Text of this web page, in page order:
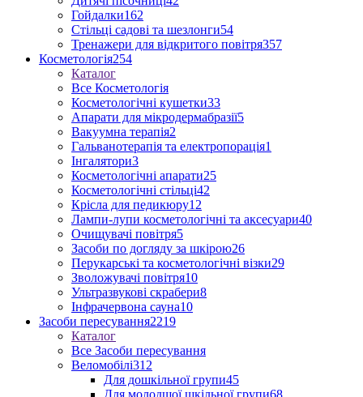
Гойдалки162
Стільці садові та шезлонги54
Тренажери для відкритого повітря357
Косметологія254
Каталог
Все Косметологія
Косметологічні кушетки33
Апарати для мікродермабразії5
Вакуумна терапія2
Гальванотерапія та електропорація1
Інгалятори3
Косметологічні апарати25
Косметологічні стільці42
Крісла для педикюру12
Лампи-лупи косметологічні та аксесуари40
Очищувачі повітря5
Засоби по догляду за шкірою26
Перукарські та косметологічні візки29
Зволожувачі повітря10
Ультразвукові скрабери8
Інфрачервона сауна10
Засоби пересування2219
Каталог
Все Засоби пересування
Веломобілі312
Для дошкільної групи45
Для молодшої шкільної групи68